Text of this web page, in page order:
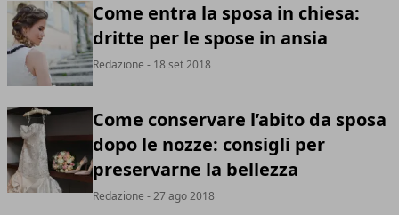
Come entra la sposa in chiesa:
dritte per le spose in ansia
Redazione - 18 set 2018
Come conservare l’abito da sposa
dopo le nozze: consigli per
preservarne la bellezza
Redazione - 27 ago 2018